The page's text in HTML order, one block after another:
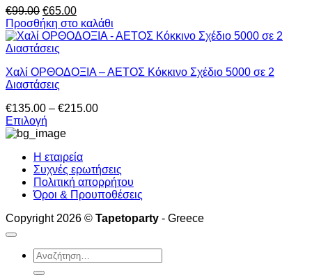
να
επιλεγούν
στη
σελίδα
προϊόντος
€99.00 Original
price
was:
€99.00.
€65.00Η
τρέχουσα
τιμή
Προσθήκη στο καλάθι
Χαλί ΟΡΘΟΔΟΞΙΑ – ΑΕΤΟΣ Κόκκινο Σχέδιο 5000 σε 2
Διαστάσεις
€135.00 – €215.00Price
Επιλογή
Αυτό
προϊόν
έχει
πολλαπλές
παραλλαγές.
επιλογές
μπορούν
επιλεγούν
Η εταιρεία
Συχνές ερωτήσεις
Πολιτική απορρήτου
Όροι & Προυποθέσεις
Copyright 2026 © Tapetoparty - Greece
Αναζήτηση
για: